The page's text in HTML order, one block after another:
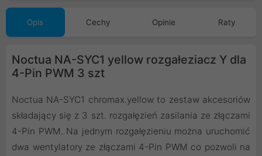
Opis Cechy Opinie Raty
Noctua NA-SYC1 yellow rozgałeziacz Y dla
4-Pin PWM 3 szt
Noctua NA-SYC1 chromax.yellow to zestaw akcesoriów
składający się z 3 szt. rozgałęzień zasilania ze złączami
4-Pin PWM. Na jednym rozgałęzieniu można uruchomić
dwa wentylatory ze złączami 4-Pin PWM co pozwoli na